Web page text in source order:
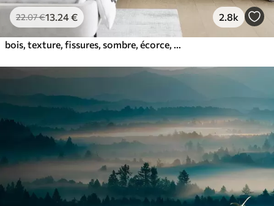
22.07€13 .24€ 2.8k